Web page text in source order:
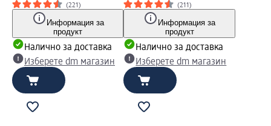
(221)
Информация за
продукт
Налично за доставка
Изберете dm магазин
(211)
Информация за
продукт
Налично за доставка
Изберете dm магазин